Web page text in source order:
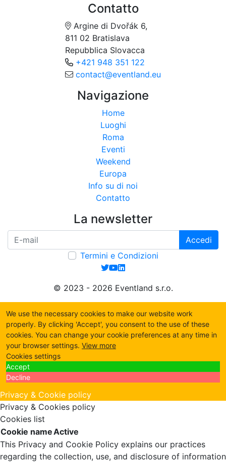
Contatto
Argine di Dvořák 6,
811 02 Bratislava
Repubblica Slovacca
+421 948 351 122
contact@eventland.eu
Navigazione
Home
Luoghi
Roma
Eventi
Weekend
Europa
Info su di noi
Contatto
La newsletter
Accedi
Termini e Condizioni
© 2023 - 2026 Eventland s.r.o.
We use the necessary cookies to make our website work
properly. By clicking 'Accept', you consent to the use of these
cookies. You can change your cookie preferences at any time in
your browser settings. View more
Cookies settings
Accept
Decline
Privacy & Cookie policy
Privacy & Cookies policy
Cookies list
Cookie nameActive
This Privacy and Cookie Policy explains our practices
regarding the collection, use, and disclosure of information